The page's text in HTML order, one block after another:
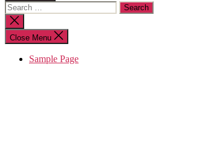
Search
for:
Close
search
Close Menu
Sample Page